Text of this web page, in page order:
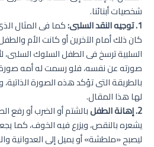
شخصيات أبنائنا.
1. توجيه النقد السلبى:
كما فى المثال
كان ذلك أمام الآخرين أو كانت الأم
السلبية ترسخ فى الطفل السلوك السلبى،
صورته عن نفسه، فلو رسمت له أمه
بالطريقة التى تؤكد هذه الصورة
لها هذا المقال.
2. إهانة الطفل
بالشتم أو الضرب أو رفع
يشعره بالنقص، ويزرع فيه الخوف، كما
ليصبح «ملطشة» أو يميل إلى العدوانية